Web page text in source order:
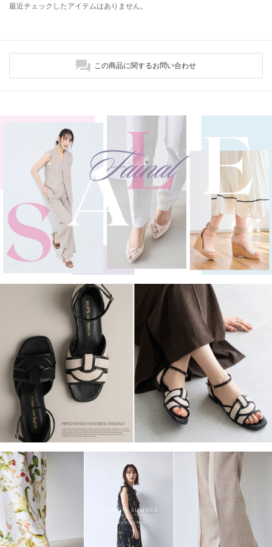
最近チェックしたアイテムはありません。
この商品に関するお問い合わせ